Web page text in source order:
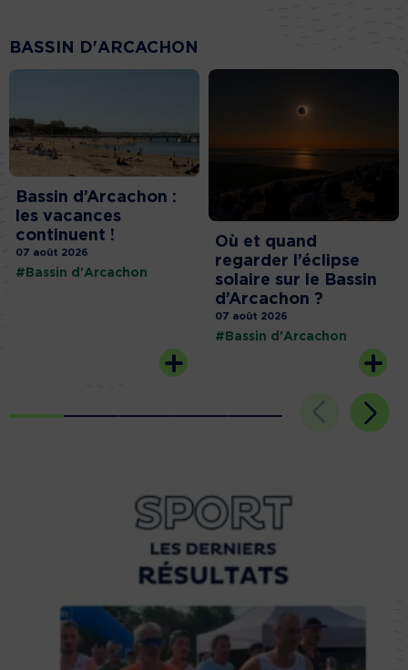
BASSIN D'ARCACHON
Bassin d’Arcachon :
les vacances
continuent !
07 août 2026
#Bassin d'Arcachon
Où et quand
regarder l’éclipse
solaire sur le Bassin
d’Arcachon ?
07 août 2026
#Bassin d'Arcachon